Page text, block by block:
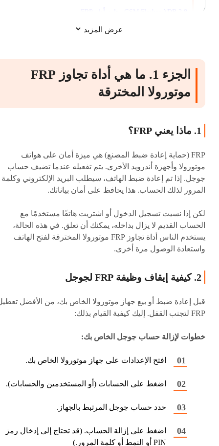
عرض المزيد
الجزء 1. ما هي أداة تجاوز FRP
موتورولا المخترقة
1. ماذا يعني FRP؟
FRP (حماية إعادة ضبط المصنع) هي ميزة أمان على هواتف
موتورولا وأجهزة أندرويد الأخرى. يتم تفعيله عندما تضيف حساب
جوجل. إذا تم إعادة ضبط الهاتف، سيطلب البريد الإلكتروني وكلمة
المرور لذلك الحساب. هذا يحافظ على أمان بياناتك.
لكن إذا نسيت تسجيل الدخول أو اشتريت هاتفًا مستخدمًا مع
الحساب القديم لا يزال بداخله، يمكنك أن تعلق. في هذه الحالة،
يستخدم الناس أداة تجاوز FRP موتورولا المخترقة لفتح الهاتف
واستعادة الوصول مرة أخرى.
2. كيفية إيقاف وظيفة FRP لجوجل
قبل إعادة ضبط أو بيع جهاز موتورولا الخاص بك، من الأفضل
FRP لتجنب القفل. إليك كيفية القيام بذلك:
خطوات لإزالة حساب جوجل الخاص بك:
افتح الإعدادات على جهاز موتورولا الخاص بك.
اضغط على الحسابات (أو المستخدمين والحسابات).
حدد حساب جوجل المرتبط بالجهاز.
اضغط على إزالة الحساب. (قد تحتاج إلى إدخال رمز
PIN أو النمط أو كلمة المرور.)